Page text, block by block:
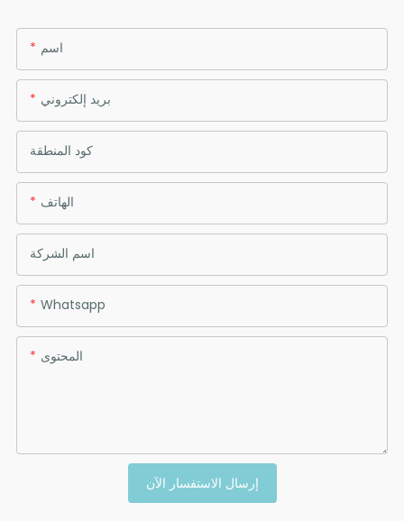
اسم
بريد إلكتروني
كود المنطقة
الهاتف
اسم الشركة
Whatsapp
المحتوى
إرسال الاستفسار الآن